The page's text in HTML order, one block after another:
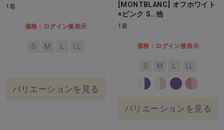
1着
価格：ログイン後表示
S M
バリエーションを見る
[MONTBLANC] オフホワイト
×ピンク S…他
1着
価格：ログイン後表示
S M
バリエーションを見る